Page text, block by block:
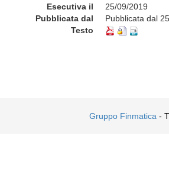
Esecutiva il
25/09/2019
Pubblicata dal
Pubblicata dal
Testo
Gruppo Finmatica -